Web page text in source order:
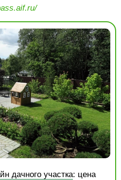
дачного участка: цена